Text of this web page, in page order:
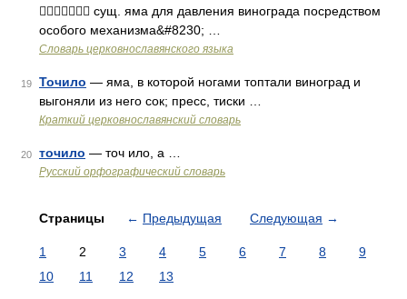
 сущ. яма для давления винограда посредством
особого механизма&#8230; …
Словарь церковнославянского языка
19 Точило — яма, в которой ногами топтали виноград и
выгоняли из него сок; пресс, тиски …
Краткий церковнославянский словарь
20 точило — точ ило, а …
Русский орфографический словарь
Страницы ← Предыдущая Следующая →
1 2 3 4 5 6 7 8
9
10
11 12 13